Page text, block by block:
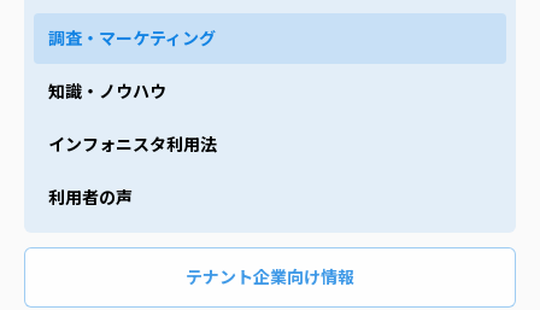
調査・マーケティング
知識・ノウハウ
インフォニスタ利用法
利用者の声
テナント企業向け情報